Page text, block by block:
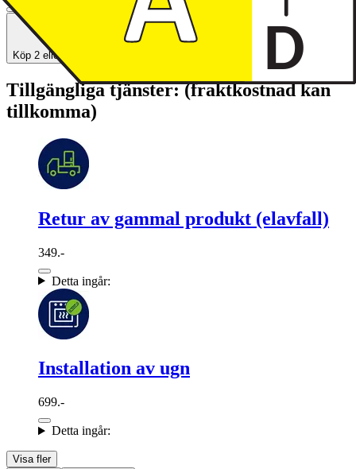
Köp 2 eller fler- få 20% rabatt!
Tillgängliga tjänster: (fraktkostnad kan
tillkomma)
Retur av gammal produkt (elavfall)
349.-
Detta ingår:
Installation av ugn
699.-
Detta ingår:
Visa fler